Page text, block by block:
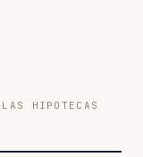
HIPOTECAS